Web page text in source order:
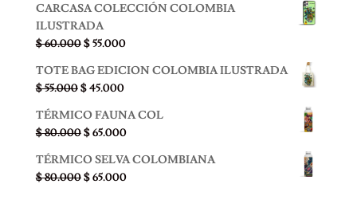
precios:
hasta
CARCASA COLECCIÓN COLOMBIA
ILUSTRADA
$60.000El
original
era:
$ 60.000.
$55.000El
actual
$ 55.000.
TOTE BAG EDICION COLOMBIA ILUSTRADA
$55.000El
original
era:
$ 55.000.
$45.000El
actual
es:
$ 45.000.
TÉRMICO FAUNA COL
$80.000El
original
era:
$65.000El
actual
es:
TÉRMICO SELVA COLOMBIANA
$80.000El
$65.000El